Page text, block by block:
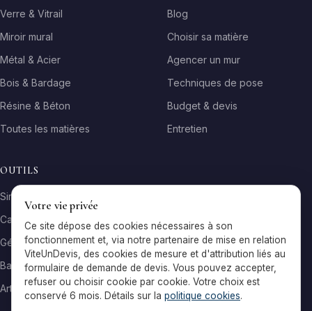
Verre & Vitrail
Miroir mural
Métal & Acier
Bois & Bardage
Résine & Béton
Toutes les matières
Blog
Choisir sa matière
Agencer un mur
Techniques de pose
Budget & devis
Entretien
OUTILS
Simulateur matière
Calculateur surface
Générateur galerie
Baromètre de prix
Artisans par ville
Votre vie privée
Ce site dépose des cookies nécessaires à son
fonctionnement et, via notre partenaire de mise en relation
ViteUnDevis, des cookies de mesure et d'attribution liés au
formulaire de demande de devis. Vous pouvez accepter,
refuser ou choisir cookie par cookie. Votre choix est
conservé 6 mois. Détails sur la politique cookies.